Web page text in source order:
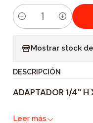
C
i
d
d
Mostrar stock
DESCRIPCIÓN
ADAPTADOR 1/4" H
Leer más